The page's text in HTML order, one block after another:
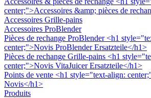
center;">Accessoires &amp; pièces de
Accessoires Grille-pains
Accessoires ProBlender
Pièces de rechange ProBlender <h1
center;">Novis ProBlender Ersatzteile</h1>
Pièces de rechange Grille-pains <h1
center;">Novis VitaJuicer Ersatzteile</h1>
Points de vente <h1 style="text-align:
Novis</h1>
Produits